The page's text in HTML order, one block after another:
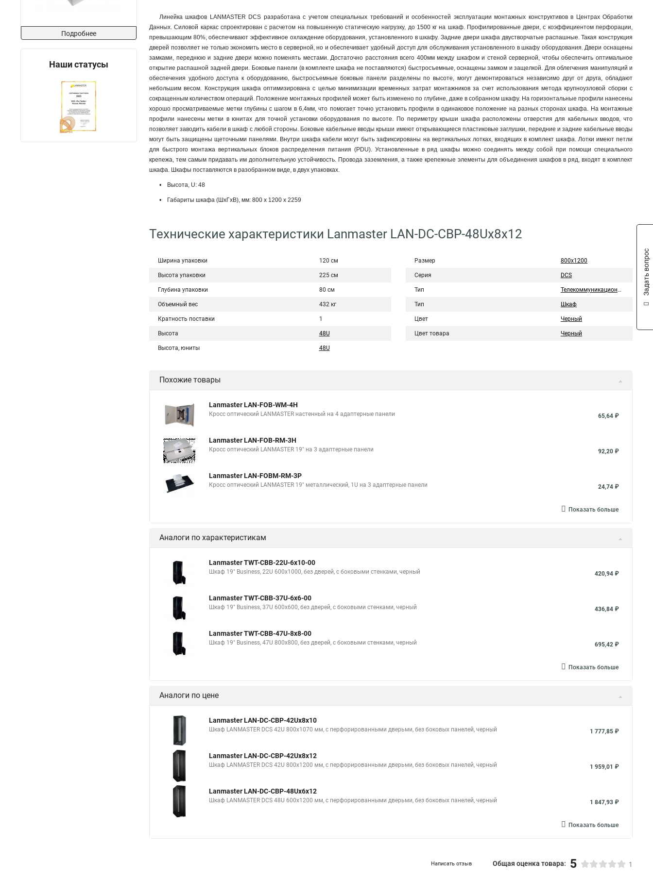
Подробнее
Наши статусы
Линейка шкафов LANMASTER DCS разработана с учетом специальных требований и особенностей эксплуатации монтажных конструктивов в Центрах Обработки
Данных. Силовой каркас спроектирован с расчетом на повышенную статическую нагрузку, до 1500 кг на шкаф. Профилированные двери, с коэффициентом перфорации,
превышающим 80%, обеспечивают эффективное охлаждение оборудования, установленного в шкафу. Задние двери шкафа двустворчатые распашные. Такая конструкция
дверей позволяет не только экономить место в серверной, но и обеспечивает удобный доступ для обслуживания установленного в шкафу оборудования. Двери оснащены
замками, переднюю и задние двери можно поменять местами. Достаточно расстояния всего 400мм между шкафом и стеной серверной, чтобы обеспечить оптимальное
открытие распашной задней двери. Боковые панели (в комплекте шкафа не поставляются) быстросъемные, оснащены замком и защелкой. Для облегчения манипуляций и
обеспечения удобного доступа к оборудованию, быстросъемные боковые панели разделены по высоте, могут демонтироваться независимо друг от друга, обладают
небольшим весом. Конструкция шкафа оптимизирована с целью минимизации временных затрат монтажников за счет использования метода крупноузловой сборки с
сокращенным количеством операций. Положение монтажных профилей может быть изменено по глубине, даже в собранном шкафу. На горизонтальные профили нанесены
хорошо просматриваемые метки глубины с шагом в 6,4мм, что помогает точно установить профили в одинаковое положение на разных сторонах шкафа. На монтажные
профили нанесены метки в юнитах для точной установки оборудования по высоте. По периметру крыши шкафа расположены отверстия для кабельных вводов, что
позволяет заводить кабели в шкаф с любой стороны. Боковые кабельные вводы крыши имеют открывающиеся пластиковые заглушки, передние и задние кабельные вводы
могут быть защищены щеточными панелями. Внутри шкафа кабели могут быть зафиксированы на вертикальных лотках, входящих в комплект шкафа. Лотки имеют петли
для быстрого монтажа вертикальных блоков распределения питания (PDU). Установленные в ряд шкафы можно соединять между собой при помощи специального
крепежа, тем самым придавать им дополнительную устойчивость. Провода заземления, а также крепежные элементы для объединения шкафов в ряд, входят в комплект
шкафа. Шкафы поставляются в разобранном виде, в двух упаковках.
• Высота, U: 48
• Габариты шкафа (ШxГхВ), мм: 800 x 1200 x 2259
Технические характеристики Lanmaster LAN-DC-CBP-48Ux8x12
Ширина упаковки 120 см
Высота упаковки 225 см
Глубина упаковки 80 см
Объемный вес 432 кг
Кратность поставки 1
Высота 48U
Высота, юниты 48U
Размер 800x1200
Серия DCS
Тип Телекоммуникационный шкаф
Тип Шкаф
Цвет Черный
Цвет товара Черный
Похожие товары
Lanmaster LAN-FOB-WM-4H
Кросс оптический LANMASTER настенный на 4 адаптерные панели 65,64 ₽
Lanmaster LAN-FOB-RM-3H
Кросс оптический LANMASTER 19" на 3 адаптерные панели 92,20 ₽
Lanmaster LAN-FOBM-RM-3P
Кросс оптический LANMASTER 19" металлический, 1U на 3 адаптерные панели 24,74 ₽
Показать больше
Аналоги по характеристикам
Lanmaster TWT-CBB-22U-6x10-00
Шкаф 19" Business, 22U 600x1000, без дверей, с боковыми стенками, черный 420,94 ₽
Lanmaster TWT-CBB-37U-6x6-00
Шкаф 19" Business, 37U 600x600, без дверей, с боковыми стенками, черный 436,84 ₽
Lanmaster TWT-CBB-47U-8x8-00
Шкаф 19" Business, 47U 800x800, без дверей, с боковыми стенками, черный 695,42 ₽
Показать больше
Аналоги по цене
Lanmaster LAN-DC-CBP-42Ux8x10
Шкаф LANMASTER DCS 42U 800x1070 мм, с перфорированными дверьми, без боковых панелей, черный 1 777,85 ₽
Lanmaster LAN-DC-CBP-42Ux8x12
Шкаф LANMASTER DCS 42U 800x1200 мм, с перфорированными дверьми, без боковых панелей, черный 1 959,01 ₽
Lanmaster LAN-DC-CBP-48Ux6x12
Шкаф LANMASTER DCS 48U 600x1200 мм, с перфорированными дверьми, без боковых панелей, черный 1 847,93 ₽
Показать больше
Написать отзыв Общая оценка товара: 5 1
Задать вопрос